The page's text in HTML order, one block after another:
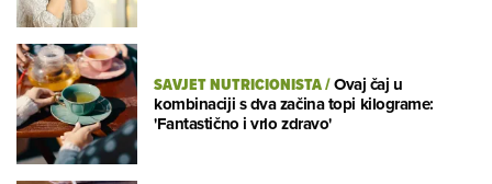
SAVJET NUTRICIONISTA/Ovaj čaj u
kombinaciji s dva začina topi kilograme:
'Fantastično i vrlo zdravo'